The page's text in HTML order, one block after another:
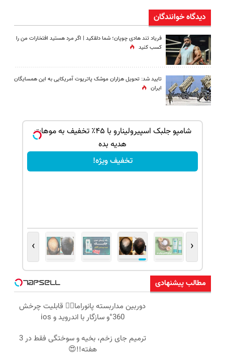
دیدگاه خوانندگان
فریاد تند هادی چوپان؛‌ شما دلقکید | اگر مرد هستید افتخارات من را
کسب کنید
تایید شد: تحویل هزاران موشک پاتریوت آمریکایی به این همسایگان
ایران
شامپو جلبک اسپیرولینارو با ۴۵٪ تخفیف به موهات
هدیه بده
تخفیف ویژه!
‹
›
مطالب پیشنهادی
دوربین مداربسته پانوراما👈🏻 قابلیت چرخش
360°و سازگار با اندروید و ios
ترمیم جای زخم، بخیه و سوختگی فقط در 3
هفته!!😍